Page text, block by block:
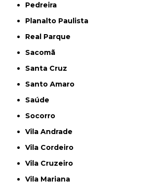
Pedreira
Planalto Paulista
Real Parque
Sacomã
Santa Cruz
Santo Amaro
Saúde
Socorro
Vila Andrade
Vila Cordeiro
Vila Cruzeiro
Vila Mariana